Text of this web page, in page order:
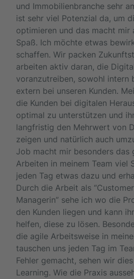
und Immobilienbranche sehr
ist sehr viel Potenzial da, um
optimieren und das macht mir
Spaß. Ich möchte etwas
schaffen. Wir packen
arbeiten aktiv daran, die
voranzutreiben, sowohl intern
extern bei unseren Kunden.
die Kunden bei digitalen
optimal zu unterstützen und
langfristig den Mehrwert von
zeigen und natürlich auch
Job macht mir besonders das
Arbeiten in meinem Team viel
jeden Tag etwas dazu und
Durch die Arbeit als
Managerin” sehe ich wo die
den Kunden liegen und kann
helfen, diese zu lösen.
die agile Arbeitsweise in
tauschen uns jeden Tag im
Fehler gemacht, sehen wir
Learning. Wie die Praxis